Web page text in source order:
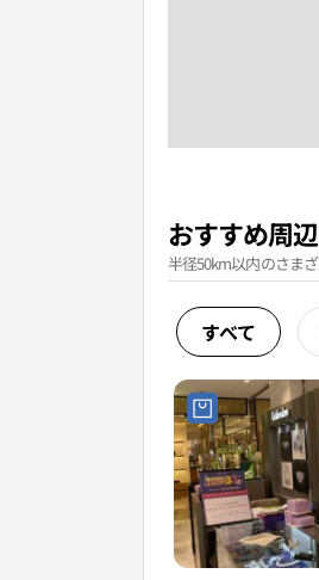
おすすめ周
半径50km以内のさま
すべて